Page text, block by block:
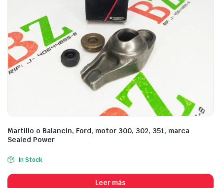
Martillo o Balancin, Ford, motor 300, 302, 351, marca
Sealed Power
In Stock
Leer más